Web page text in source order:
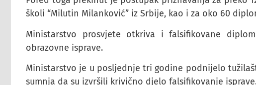
školi “Milutin Milanković” iz Srbije, kao i za oko 60
Ministarstvo prosvjete otkriva i falsifikovane
obrazovne isprave.
Ministarstvo je u posljednje tri godine podnijelo
sumnja da su izvršili krivično djelo falsifikovanje